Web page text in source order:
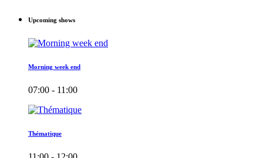
Upcoming shows
Morning week end
07:00 - 11:00
Thématique